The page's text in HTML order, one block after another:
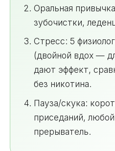
Оральная
зубочистки,
Стресс: 5
(двойной вдох —
дают эффект,
без никотина.
Пауза/скука:
приседаний,
прерыватель.